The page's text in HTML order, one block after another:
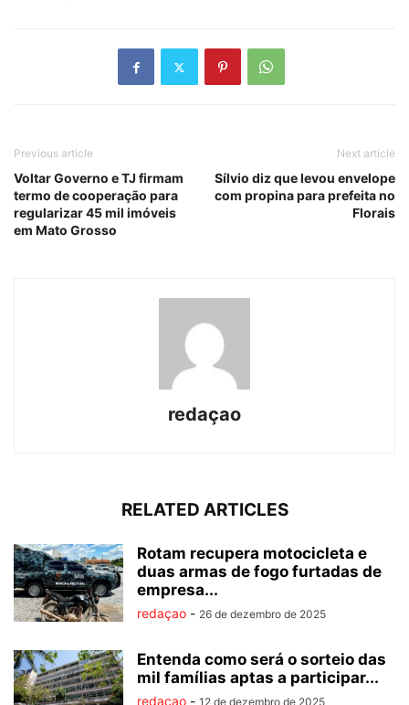
Previous article
Voltar Governo e TJ firmam
termo de cooperação para
regularizar 45 mil imóveis
em Mato Grosso
Next article
Sílvio diz que levou envelope
com propina para prefeita no
Florais
redaçao
RELATED ARTICLES
Rotam recupera motocicleta e
duas armas de fogo furtadas de
empresa...
redaçao - 26 de dezembro de 2025
Entenda como será o sorteio das
mil famílias aptas a participar...
redaçao - 12 de dezembro de 2025